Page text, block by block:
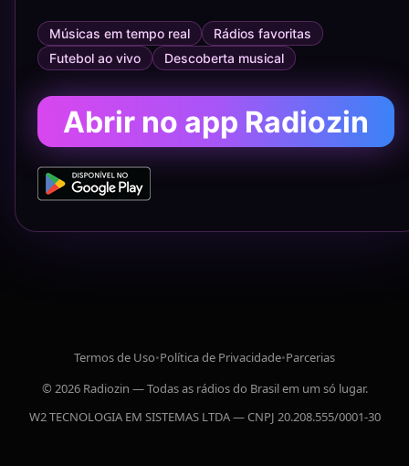
Músicas em tempo real
Rádios favoritas
Futebol ao vivo
Descoberta musical
Abrir no app Radiozin
Termos de Uso•Política de Privacidade•Parcerias
© 2026 Radiozin — Todas as rádios do Brasil em um só lugar.
W2 TECNOLOGIA EM SISTEMAS LTDA — CNPJ 20.208.555/0001-30